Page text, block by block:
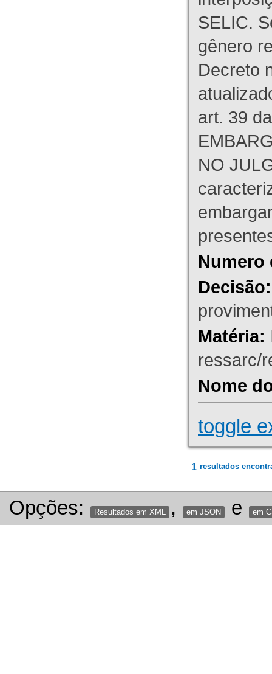
SELIC.
gênero
Decreto
art. 39
NO
Numero
Decisão:
Matéria:
ressarc/
Nome
toggle
1 resultados
Opções: Resultados em XML , em JSON e em